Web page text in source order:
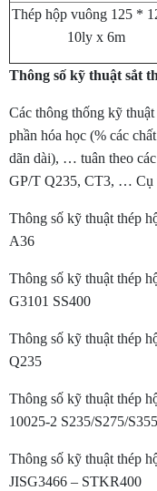
Thép hộp vuông 125 *
10ly x 6m
Thông số kỹ thuật sắt
Các thông thống kỹ
phần hóa học (% các
dãn dài), … tuân theo
GP/T Q235, CT3, … Cụ
Thông số kỹ thuật thép
A36
Thông số kỹ thuật thép
G3101 SS400
Thông số kỹ thuật thép
Q235
Thông số kỹ thuật thép
10025-2 S235/S275/S355
Thông số kỹ thuật thép
JISG3466 – STKR400